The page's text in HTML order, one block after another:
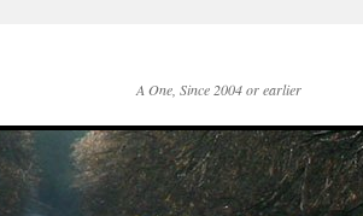
A One, Since 2004 or earlier